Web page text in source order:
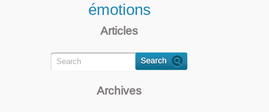
émotions
Articles
Archives